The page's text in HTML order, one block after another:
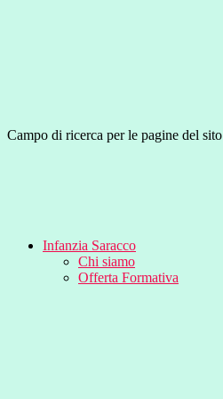
Campo di ricerca per le pagine del sito
Infanzia Saracco
Chi siamo
Offerta Formativa